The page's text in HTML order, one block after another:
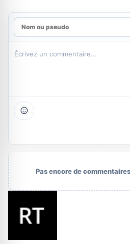
Pas encore de